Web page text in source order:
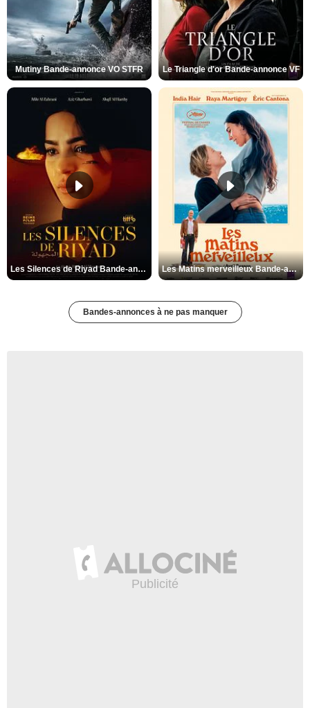
Mutiny Bande-annonce VO STFR Le Triangle d'or Bande-annonce VF
Les Silences de Riyad Bande-annonce VO STFR Les Matins merveilleux Bande-annonce VF
Bandes-annonces à ne pas manquer